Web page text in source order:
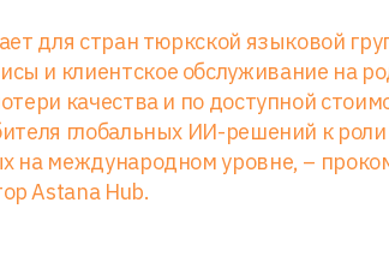
для стран тюркской языковой
и клиентское обслуживание на
качества и по доступной
глобальных ИИ-решений к
на международном уровне, –
Astana Hub.